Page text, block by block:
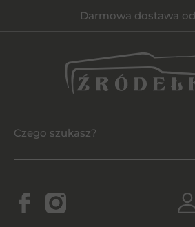
Darmowa dostawa od